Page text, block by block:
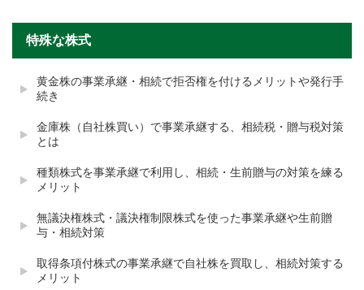
特殊な株式
黄金株の事業承継・相続で拒否権を付けるメリットや発行手
続き
金庫株（自社株買い）で事業承継する、相続税・贈与税対策
とは
種類株式を事業承継で利用し、相続・生前贈与の対策を練る
メリット
無議決権株式・議決権制限株式を使った事業承継や生前贈
与・相続対策
取得条項付株式の事業承継で自社株を買取し、相続対策する
メリット